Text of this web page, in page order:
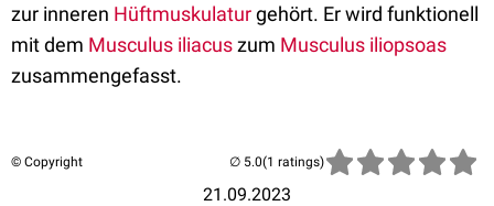
zur inneren Hüftmuskulaturgehört. Er wird funktionell
mit dem Musculus iliacuszum Musculus iliopsoas
zusammengefasst.
© Copyright
21.09.2023
(1 ratings)